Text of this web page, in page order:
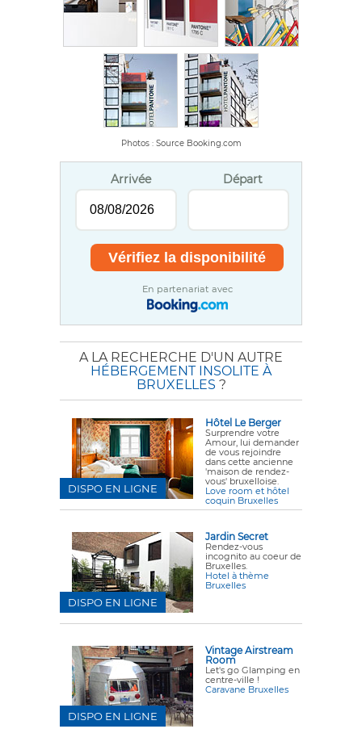
Photos : Source Booking.com
Arrivée Départ
En partenariat avec
A LA RECHERCHE D'UN AUTRE
HÉBERGEMENT INSOLITE À
BRUXELLES ?
Hôtel Le Berger
Surprendre votre
Amour, lui demander
de vous rejoindre
dans cette ancienne
'maison de rendez-
vous' bruxelloise.
Love room et hôtel
coquin Bruxelles
DISPO EN LIGNE
Jardin Secret
Rendez-vous
incognito au coeur de
Bruxelles.
Hotel à thème
Bruxelles
DISPO EN LIGNE
Vintage Airstream
Room
Let's go Glamping en
centre-ville !
Caravane Bruxelles
DISPO EN LIGNE